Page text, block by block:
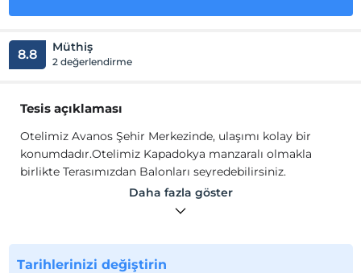
8.8 Müthiş
2 değerlendirme
Tesis açıklaması
Otelimiz Avanos Şehir Merkezinde, ulaşımı kolay bir
konumdadır.Otelimiz Kapadokya manzaralı olmakla
birlikte Terasımızdan Balonları seyredebilirsiniz.
Otelimiz Avanos Şehir Merkezinde, ulaşımı kolay bir
konumdadır.Otelimiz Kapadokya manzaralı olmakla
Daha fazla göster
Tarihlerinizi değiştirin